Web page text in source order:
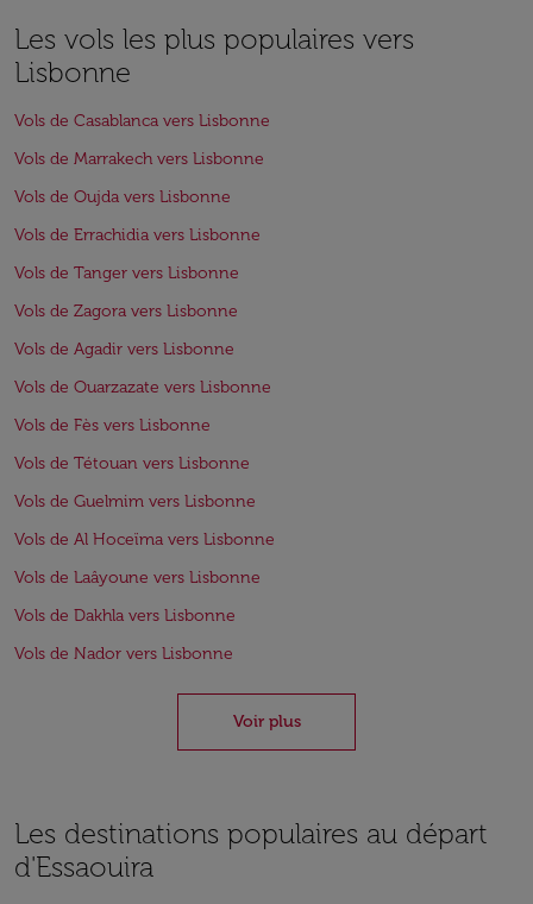
Les vols les plus populaires vers
Lisbonne
Vols de Casablanca vers Lisbonne
Vols de Marrakech vers Lisbonne
Vols de Oujda vers Lisbonne
Vols de Errachidia vers Lisbonne
Vols de Tanger vers Lisbonne
Vols de Zagora vers Lisbonne
Vols de Agadir vers Lisbonne
Vols de Ouarzazate vers Lisbonne
Vols de Fès vers Lisbonne
Vols de Tétouan vers Lisbonne
Vols de Guelmim vers Lisbonne
Vols de Al Hoceïma vers Lisbonne
Vols de Laâyoune vers Lisbonne
Vols de Dakhla vers Lisbonne
Vols de Nador vers Lisbonne
Voir plus
Les destinations populaires au départ
d'Essaouira